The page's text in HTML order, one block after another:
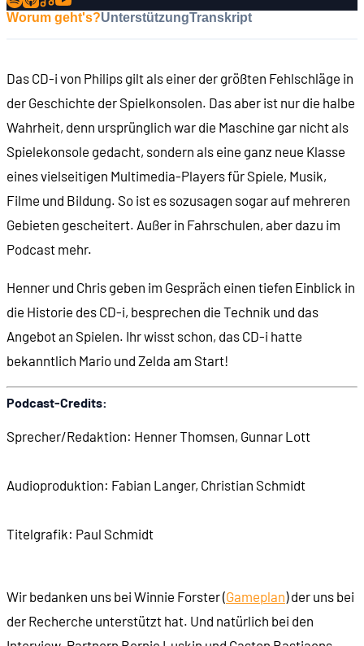
00:08:08 Die erste Philips-Konsole: Videopac G7000
00:09:01 Philips-Heimcomputer
00:09:58 Philips' Multimedia-Computer: NMS 8280
00:11:02 Die LaserDisc
Der Siegeszug der CD-Spieler
Worum geht's?UnterstützungTranskript
Das CD-i von Philips gilt als einer der größten Fehlschläge in
der Geschichte der Spielkonsolen. Das aber ist nur die halbe
Wahrheit, denn ursprünglich war die Maschine gar nicht als
Spielekonsole gedacht, sondern als eine ganz neue Klasse
eines vielseitigen Multimedia-Players für Spiele, Musik,
Filme und Bildung. So ist es sozusagen sogar auf mehreren
Gebieten gescheitert. Außer in Fahrschulen, aber dazu im
Podcast mehr.
Henner und Chris geben im Gespräch einen tiefen Einblick in
die Historie des CD-i, besprechen die Technik und das
Angebot an Spielen. Ihr wisst schon, das CD-i hatte
bekanntlich Mario und Zelda am Start!
Podcast-Credits:
Sprecher/Redaktion: Henner Thomsen, Gunnar Lott
Audioproduktion: Fabian Langer, Christian Schmidt
Titelgrafik: Paul Schmidt
Wir bedanken uns bei Winnie Forster (Gameplan) der uns bei
der Recherche unterstützt hat. Und natürlich bei den